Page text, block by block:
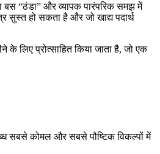
बस “ठंडा” और व्यापक पारंपरिक समझ में
सुस्त हो सकता है और जो खाद्य पदार्थ
लिए प्रोत्साहित किया जाता है, जो एक
सबसे कोमल और सबसे पौष्टिक विकल्पों में